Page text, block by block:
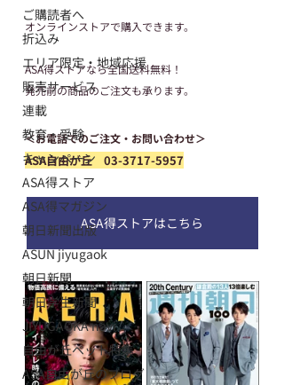
ご購読者へ
折込み
エリア限定・地域応援
販売サービス
連載
教育・受験
キャンペーン
ASA得ストア
ASA得マガジン
朝日新聞出版
ASUN jiyugaok
朝日新聞
朝日学生新聞
JIYUGAOKA navi
自由が丘ペット特集
ASA自由が丘のブログ
オンラインストアで購入できます。
ASA得ストアなら全国送料無料！
発売前の商品のご注文も承ります。
＜お電話でのご注文・お問い合わせ＞
ASA自由が丘　03-3717-5957
ASA得ストアはこちら